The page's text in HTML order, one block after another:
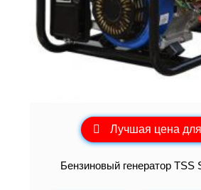
Лучшая цена
Бензиновый генератор TSS